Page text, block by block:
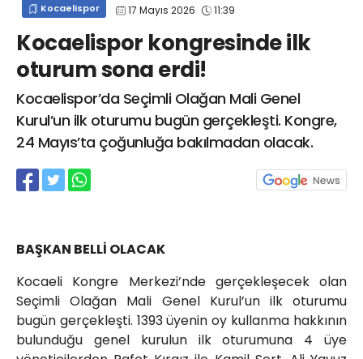
Kocaelispor 17 Mayıs 2026 11:39
Kocaelispor kongresinde ilk
oturum sona erdi!
Kocaelispor’da Seçimli Olağan Mali Genel
Kurul’un ilk oturumu bugün gerçekleşti. Kongre,
24 Mayıs’ta çoğunluğa bakılmadan olacak.
BAŞKAN BELLİ OLACAK
Kocaeli Kongre Merkezi’nde gerçekleşecek olan
Seçimli Olağan Mali Genel Kurul’un ilk oturumu
bugün gerçekleşti. 1393 üyenin oy kullanma hakkının
bulunduğu genel kurulun ilk oturumuna 4 üye
info@spor41.com